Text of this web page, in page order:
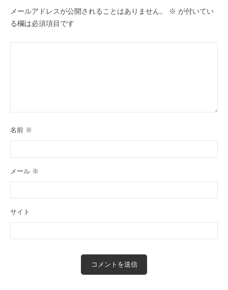
メールアドレスが公開されることはありません。 ※ が付いてい
る欄は必須項目です
名前 ※
メール ※
サイト